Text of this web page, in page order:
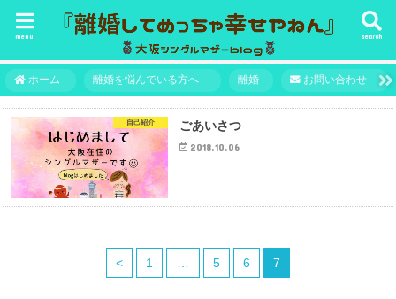
search
menu
ホーム 離婚を悩んでいる方へ 離婚 お問い合わせ
自己紹介 ごあいさつ
2018.10.06
< 1 5 6 7